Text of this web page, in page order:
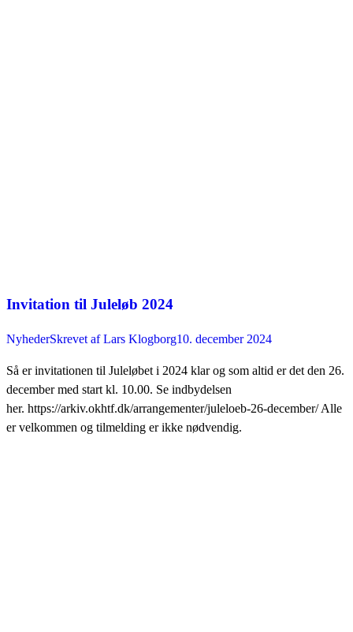
Invitation til Juleløb 2024
NyhederSkrevet afLars Klogborg10. december 2024
Så er invitationen til Juleløbet i 2024 klar og som altid er det den 26.
december med start kl. 10.00. Se indbydelsen
her. https://arkiv.okhtf.dk/arrangementer/juleloeb-26-december/ Alle
er velkommen og tilmelding er ikke nødvendig.